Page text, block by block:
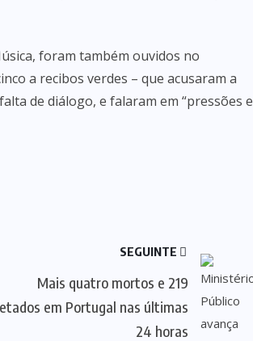
foram também ouvidos no
a recibos verdes – que acusaram a
de diálogo, e falaram em “pressões e
SEGUINTE
Mais quatro mortos e 219
em Portugal nas últimas
24 horas